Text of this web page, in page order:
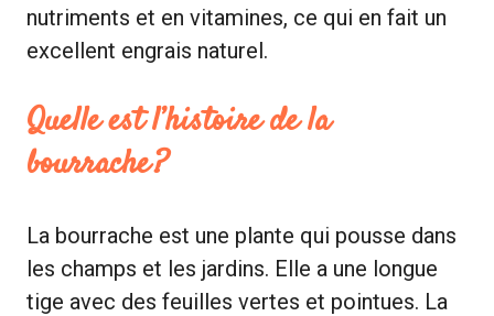
nutriments et en vitamines, ce qui en fait un
excellent engrais naturel.
Quelle est l’histoire de la
bourrache ?
La bourrache est une plante qui pousse dans
les champs et les jardins. Elle a une longue
tige avec des feuilles vertes et pointues. La